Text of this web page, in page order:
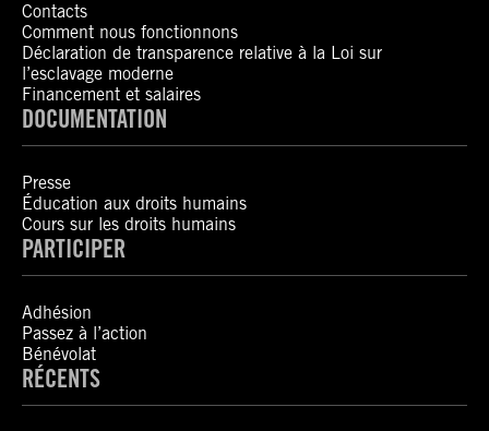
Contacts
Comment nous fonctionnons
Déclaration de transparence relative à la Loi sur
l’esclavage moderne
Financement et salaires
DOCUMENTATION
Presse
Éducation aux droits humains
Cours sur les droits humains
PARTICIPER
Adhésion
Passez à l’action
Bénévolat
RÉCENTS